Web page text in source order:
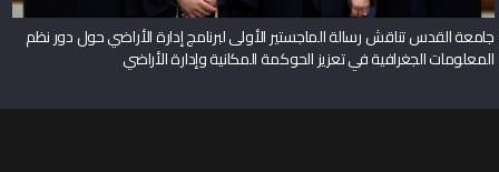
جامعة القدس تناقش رسالة الماجستير الأولى لبرنامج إدارة الأراضي حول دور نظم
المعلومات الجغرافية في تعزيز الحوكمة المكانية وإدارة الأراضي